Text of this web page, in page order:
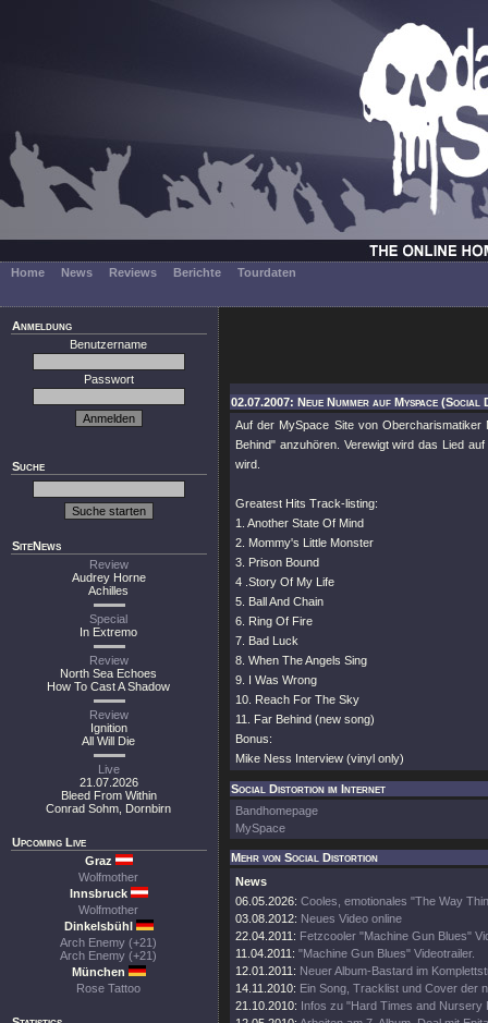
Home News Reviews Berichte Tourdaten
Anmeldung
Benutzername
Passwort
Suche
SiteNews
Review
Audrey Horne
Achilles
Special
In Extremo
Review
North Sea Echoes
How To Cast A Shadow
Review
Ignition
All Will Die
Live
21.07.2026
Bleed From Within
Conrad Sohm, Dornbirn
Upcoming Live
Graz
Wolfmother
Innsbruck
Wolfmother
Dinkelsbühl
Arch Enemy (+21)
Arch Enemy (+21)
München
Rose Tattoo
02.07.2007: Neue Nummer auf Myspace
Auf der MySpace Site von
Behind" anzuhören. Verewigt wird das Lied
wird.
Greatest Hits Track-listing:
1. Another State Of Mind
2. Mommy's Little Monster
3. Prison Bound
4 .Story Of My Life
5. Ball And Chain
6. Ring Of Fire
7. Bad Luck
8. When The Angels Sing
9. I Was Wrong
10. Reach For The Sky
11. Far Behind (new song)
Bonus:
Mike Ness Interview (vinyl only)
Social Distortion im Internet
Bandhomepage
MySpace
Mehr von Social Distortion
News
06.05.2026: Cooles, emotionales "The Way
03.08.2012: Neues Video online
22.04.2011: Fetzcooler "Machine Gun Blues"
11.04.2011: "Machine Gun Blues" Videotrailer.
12.01.2011: Neuer Album-Bastard im
14.11.2010: Ein Song, Tracklist und Cover der
21.10.2010: Infos zu "Hard Times and Nursery